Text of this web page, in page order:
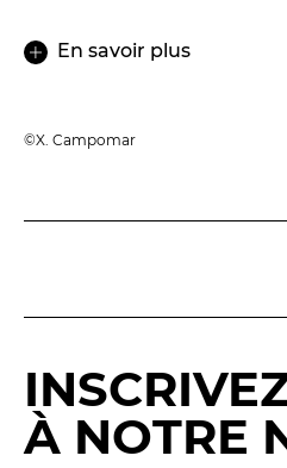
En savoir plus
©X. Campomar
À NOTRE